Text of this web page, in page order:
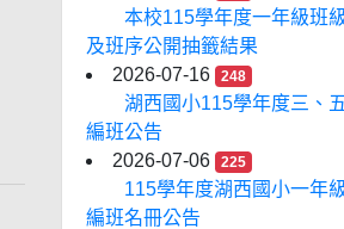
本校115學年度一年級班
及班序公開抽籤結果
2026-07-16
248
湖西國小115學年度三、
編班公告
2026-07-06
225
115學年度湖西國小一年
編班名冊公告